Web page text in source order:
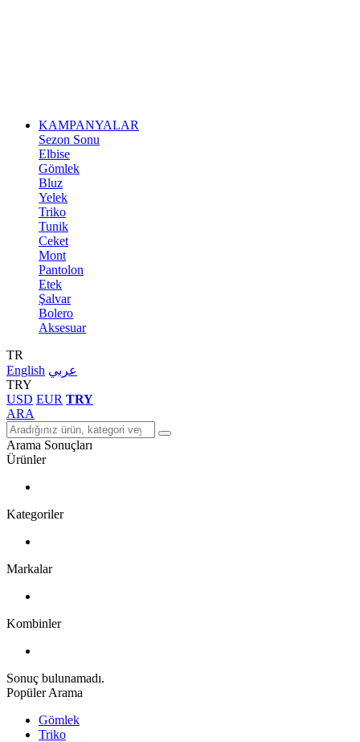
KAMPANYALAR
Sezon Sonu
Elbise
Gömlek
Bluz
Yelek
Triko
Tunik
Ceket
Mont
Pantolon
Etek
Şalvar
Bolero
Aksesuar
TR
English عربي
TRY
USD EUR TRY
ARA
Arama Sonuçları
Ürünler
Kategoriler
Markalar
Kombinler
Sonuç bulunamadı.
Popüler Arama
Gömlek
Triko